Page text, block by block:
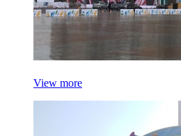
View more